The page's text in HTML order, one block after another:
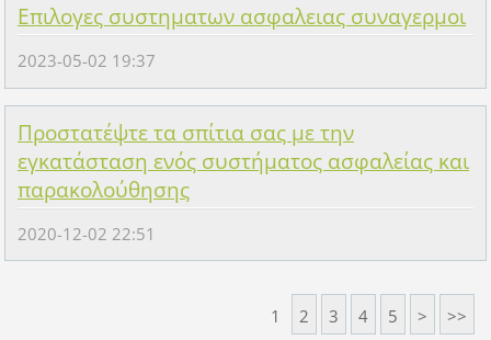
Επιλογες συστηματων ασφαλειας συναγερμοι
2023-05-02 19:37
Προστατέψτε τα σπίτια σας με την
εγκατάσταση ενός συστήματος ασφαλείας και
παρακολούθησης
2020-12-02 22:51
1 2 3 4 5 > >>